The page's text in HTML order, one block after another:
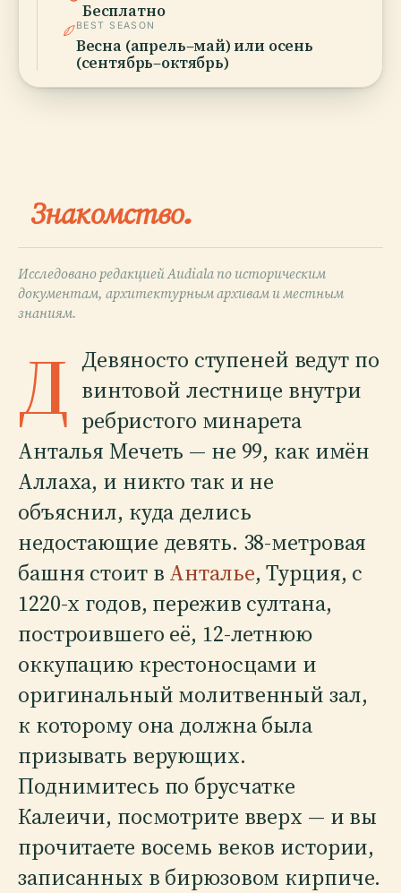
Бесплатно
BEST SEASON
Весна (апрель–май) или осень
(сентябрь–октябрь)
Знакомство.
Исследовано редакцией Audiala по историческим
документам, архитектурным архивам и местным
знаниям.
Д Девяносто ступеней ведут по
винтовой лестнице внутри
ребристого минарета
Анталья Мечеть — не 99, как имён
Аллаха, и никто так и не
объяснил, куда делись
недостающие девять. 38-метровая
башня стоит в Анталье, Турция, с
1220-х годов, пережив султана,
построившего её, 12-летнюю
оккупацию крестоносцами и
оригинальный молитвенный зал,
к которому она должна была
призывать верующих.
Поднимитесь по брусчатке
Калеичи, посмотрите вверх — и вы
прочитаете восемь веков истории,
записанных в бирюзовом кирпиче.